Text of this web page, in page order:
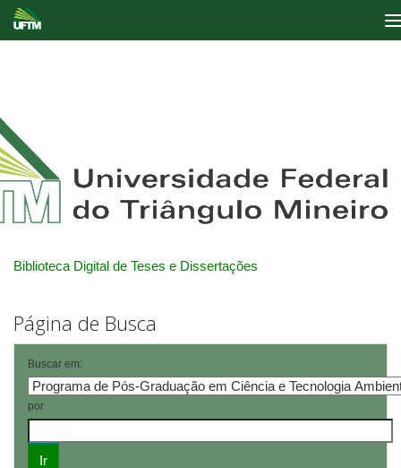
Biblioteca Digital de Teses e Dissertações
Página de Busca
Buscar em:
por